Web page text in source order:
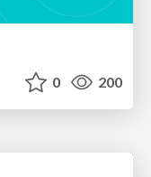
0 200